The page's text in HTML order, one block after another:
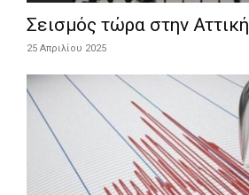
Σεισμός τώρα στην Αττική
25 Απριλίου 2025